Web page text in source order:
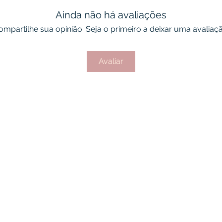
Ainda não há avaliações
sua opinião. Seja o primeiro a deixar uma
Avaliar